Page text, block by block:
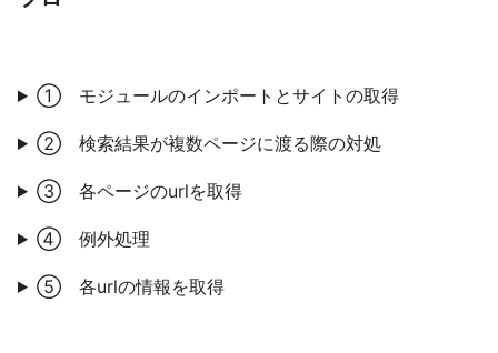
① モジュールのインポートとサイトの取得
② 検索結果が複数ページに渡る際の対処
③ 各ページのurlを取得
④ 例外処理
⑤ 各urlの情報を取得